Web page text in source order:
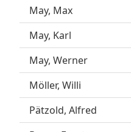
May, Max
May, Karl
May, Werner
Möller, Willi
Pätzold, Alfred